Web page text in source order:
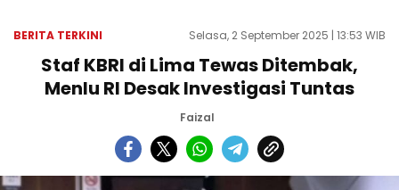
BERITA TERKINI Selasa, 2 September 2025 | 13:53 WIB
Staf KBRI di Lima Tewas Ditembak,
Menlu RI Desak Investigasi Tuntas
Faizal